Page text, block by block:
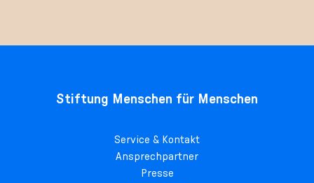
Stiftung Menschen für Menschen
Service & Kontakt
Ansprechpartner
Presse